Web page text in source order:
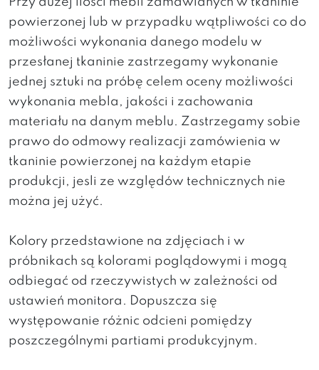
powierzonej lub w przypadku wątpliwości co do
możliwości wykonania danego modelu w
przesłanej tkaninie zastrzegamy wykonanie
jednej sztuki na próbę celem oceny możliwości
wykonania mebla, jakości i zachowania
materiału na danym meblu. Zastrzegamy sobie
prawo do odmowy realizacji zamówienia w
tkaninie powierzonej na każdym etapie
produkcji, jesli ze względów technicznych nie
można jej użyć.
Kolory przedstawione na zdjęciach i w
próbnikach są kolorami poglądowymi i mogą
odbiegać od rzeczywistych w zależności od
ustawień monitora. Dopuszcza się
występowanie różnic odcieni pomiędzy
poszczególnymi partiami produkcyjnym.